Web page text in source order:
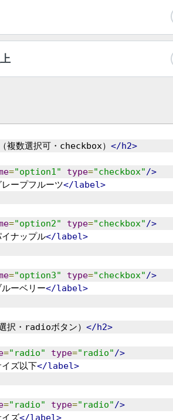
複数選択可・checkbox） </h2>
="option1" type="checkbox"/>
レープフルーツ</label>
="option2" type="checkbox"/>
イナップル</label>
="option3" type="checkbox"/>
ルーベリー</label>
択・radioボタン） </h2>
="radio" type="radio"/>
イズ以下</label>
="radio" type="radio"/>
イズ</label>